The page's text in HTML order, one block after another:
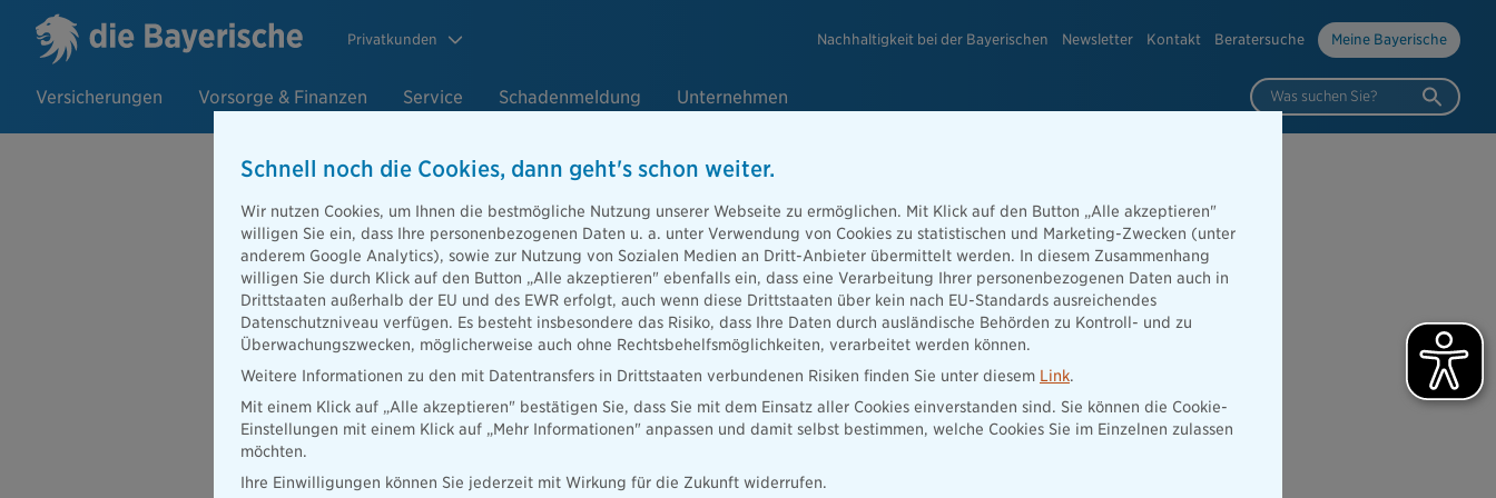
Privatkunden Nachhaltigkeit bei der Bayerischen Newsletter Kontakt Beratersuche Meine Bayerische
Versicherungen Vorsorge & Finanzen Service Schadenmeldung Unternehmen Was suchen Sie?
Vielen Dank - Ihre Meldung zur Direktversicherung ist bei uns
angekommen!
Ihre Nachricht ist bei uns eingegangen. Ihre Angaben werden direkt an die zuständigen
Mitarbeiterinnen und Mitarbeiter der Bayerischen weitergeleitet und verarbeitet.
Herzliche Grüße
Schnell noch die Cookies, dann geht's schon weiter.
Wir nutzen Cookies, um Ihnen die bestmögliche Nutzung unserer Webseite zu ermöglichen. Mit Klick auf den Button „Alle akzeptieren"
willigen Sie ein, dass Ihre personenbezogenen Daten u. a. unter Verwendung von Cookies zu statistischen und Marketing-Zwecken (unter
anderem Google Analytics), sowie zur Nutzung von Sozialen Medien an Dritt-Anbieter übermittelt werden. In diesem Zusammenhang
willigen Sie durch Klick auf den Button „Alle akzeptieren" ebenfalls ein, dass eine Verarbeitung Ihrer personenbezogenen Daten auch in
Drittstaaten außerhalb der EU und des EWR erfolgt, auch wenn diese Drittstaaten über kein nach EU-Standards ausreichendes
Datenschutzniveau verfügen. Es besteht insbesondere das Risiko, dass Ihre Daten durch ausländische Behörden zu Kontroll- und zu
Überwachungszwecken, möglicherweise auch ohne Rechtsbehelfsmöglichkeiten, verarbeitet werden können.
Weitere Informationen zu den mit Datentransfers in Drittstaaten verbundenen Risiken finden Sie unter diesem Link.
Mit einem Klick auf „Alle akzeptieren" bestätigen Sie, dass Sie mit dem Einsatz aller Cookies einverstanden sind. Sie können die Cookie-
Einstellungen mit einem Klick auf „Mehr Informationen" anpassen und damit selbst bestimmen, welche Cookies Sie im Einzelnen zulassen
möchten.
Ihre Einwilligungen können Sie jederzeit mit Wirkung für die Zukunft widerrufen.